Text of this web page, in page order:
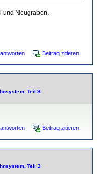
und Neugraben.
Beitrag zitieren
Teil 3
Beitrag zitieren
Teil 3